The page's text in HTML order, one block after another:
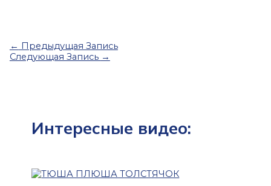
← Предыдущая Запись
Следующая Запись →
Интересные видео: